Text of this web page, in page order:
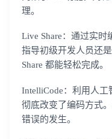
理。
Live Share：通过实
指导初级开发人员还
Share 都能轻松完成。
IntelliCode：利用人工
彻底改变了编码方式
错误的发生。